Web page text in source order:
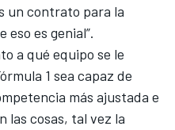
un contrato para la
eso es genial”.
a qué equipo se le
1 sea capaz de
más ajustada e
las cosas, tal vez la